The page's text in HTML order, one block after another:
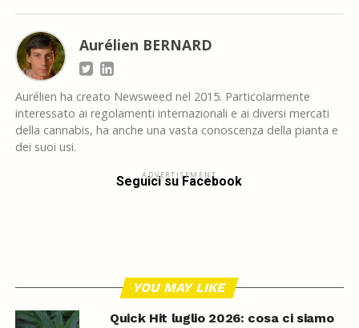
Aurélien BERNARD
Aurélien ha creato Newsweed nel 2015. Particolarmente
interessato ai regolamenti internazionali e ai diversi mercati
della cannabis, ha anche una vasta conoscenza della pianta e
dei suoi usi.
ADVERTISEMENT
Seguici su Facebook
YOU MAY LIKE
Quick Hit luglio 2026: cosa ci siamo